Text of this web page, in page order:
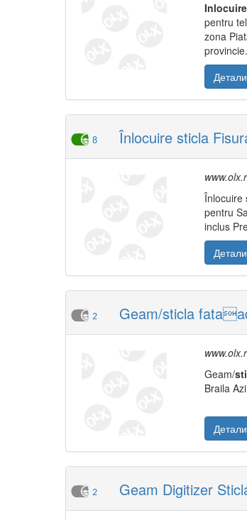
Inlocuire
pentru
zona
8 Înlocuire sticla
Înlocuire
pentru
inclus
2 Geam/sticla
Geam/
Braila Azi
2 Geam Digitizer